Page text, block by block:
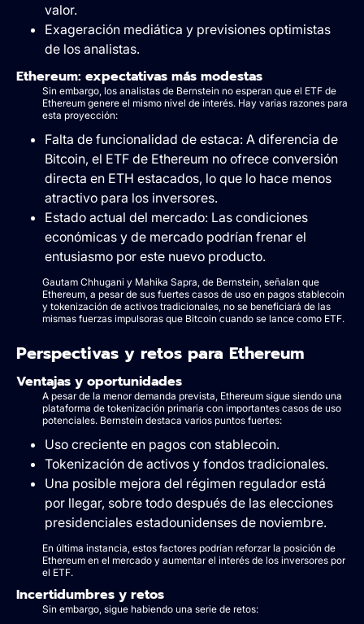
valor.
Exageración mediática y previsiones optimistas
de los analistas.
Ethereum: expectativas más modestas
Sin embargo, los analistas de Bernstein no esperan que el ETF de
Ethereum genere el mismo nivel de interés. Hay varias razones para
esta proyección:
Falta de funcionalidad de estaca: A diferencia de
Bitcoin, el ETF de Ethereum no ofrece conversión
directa en ETH estacados, lo que lo hace menos
atractivo para los inversores.
Estado actual del mercado: Las condiciones
económicas y de mercado podrían frenar el
entusiasmo por este nuevo producto.
Gautam Chhugani y Mahika Sapra, de Bernstein, señalan que
Ethereum, a pesar de sus fuertes casos de uso en pagos stablecoin
y tokenización de activos tradicionales, no se beneficiará de las
mismas fuerzas impulsoras que Bitcoin cuando se lance como ETF.
Perspectivas y retos para Ethereum
Ventajas y oportunidades
A pesar de la menor demanda prevista, Ethereum sigue siendo una
plataforma de tokenización primaria con importantes casos de uso
potenciales. Bernstein destaca varios puntos fuertes:
Uso creciente en pagos con stablecoin.
Tokenización de activos y fondos tradicionales.
Una posible mejora del régimen regulador está
por llegar, sobre todo después de las elecciones
presidenciales estadounidenses de noviembre.
En última instancia, estos factores podrían reforzar la posición de
Ethereum en el mercado y aumentar el interés de los inversores por
el ETF.
Incertidumbres y retos
Sin embargo, sigue habiendo una serie de retos: